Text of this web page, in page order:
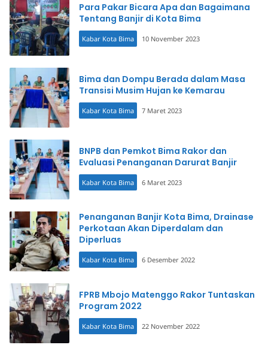
Para Pakar Bicara Apa dan Bagaimana
Tentang Banjir di Kota Bima
Kabar Kota Bima 10 November 2023
Bima dan Dompu Berada dalam Masa
Transisi Musim Hujan ke Kemarau
Kabar Kota Bima 7 Maret 2023
BNPB dan Pemkot Bima Rakor dan
Evaluasi Penanganan Darurat Banjir
Kabar Kota Bima 6 Maret 2023
Penanganan Banjir Kota Bima, Drainase
Perkotaan Akan Diperdalam dan
Diperluas
Kabar Kota Bima 6 Desember 2022
FPRB Mbojo Matenggo Rakor Tuntaskan
Program 2022
Kabar Kota Bima 22 November 2022